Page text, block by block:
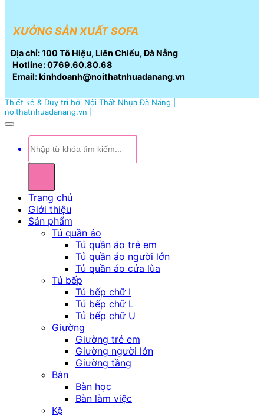
XƯỞNG SẢN XUẤT SOFA
Địa chỉ: 100 Tô Hiệu, Liên Chiểu, Đà Nẵng
Hotline: 0769.60.80.68
Email: kinhdoanh@noithatnhuadanang.vn
Thiết kế & Duy trì bởi Nội Thất Nhựa Đà Nẵng |
noithatnhuadanang.vn |
Tìm
kiếm:
Trang chủ
Giới thiệu
Sản phẩm
Tủ quần áo
Tủ quần áo trẻ em
Tủ quần áo người lớn
Tủ quần áo cửa lùa
Tủ bếp
Tủ bếp chữ I
Tủ bếp chữ L
Tủ bếp chữ U
Giường
Giường trẻ em
Giường người lớn
Giường tầng
Bàn
Bàn học
Bàn làm việc
Kệ